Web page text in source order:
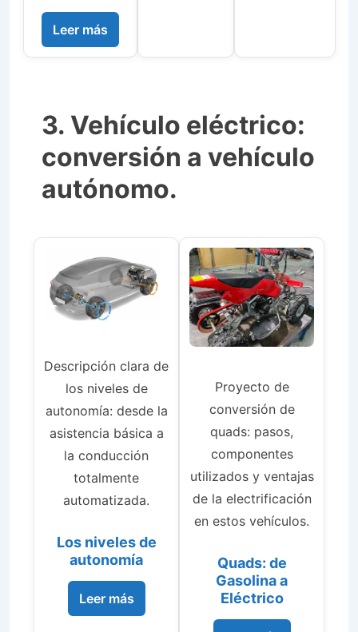
Leer más
3. Vehículo eléctrico:
conversión a vehículo
autónomo.
Descripción clara de
los niveles de
autonomía: desde la
asistencia básica a
la conducción
totalmente
automatizada.
Los niveles de
autonomía
Leer más
Proyecto de
conversión de
quads: pasos,
componentes
utilizados y ventajas
de la electrificación
en estos vehículos.
Quads: de
Gasolina a
Eléctrico